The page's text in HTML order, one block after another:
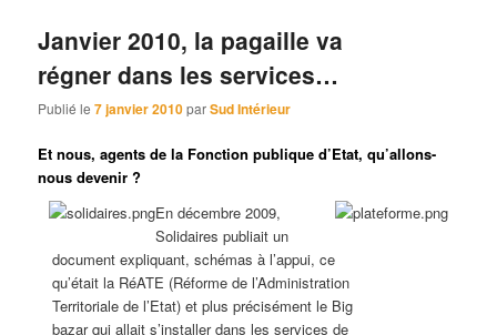
Janvier 2010, la pagaille va
régner dans les services…
Publié le7 janvier 2010parSud Intérieur
Et nous, agents de la Fonction publique d’Etat, qu’allons-
nous devenir ?
En décembre 2009,
Solidaires publiait un
document expliquant, schémas à l’appui, ce
qu’était la RéATE (Réforme de l’Administration
Territoriale de l’Etat) et plus précisément le Big
bazar qui allait s’installer dans les services de